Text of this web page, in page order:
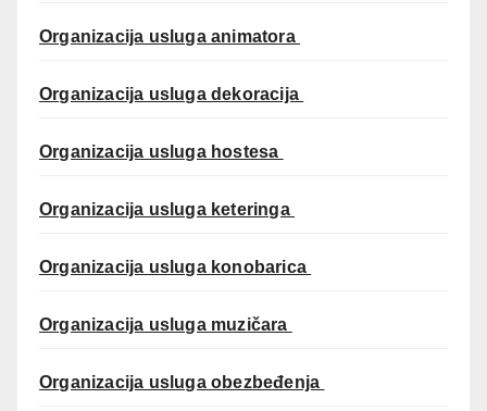
Organizacija usluga animatora
Organizacija usluga dekoracija
Organizacija usluga hostesa
Organizacija usluga keteringa
Organizacija usluga konobarica
Organizacija usluga muzičara
Organizacija usluga obezbeđenja